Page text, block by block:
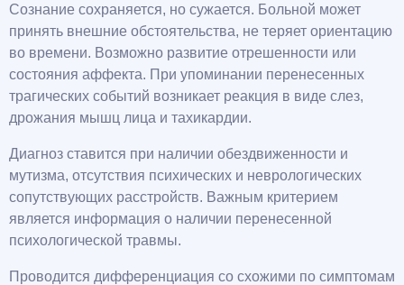
Сознание сохраняется, но сужается. Больной может
принять внешние обстоятельства, не теряет ориентацию
во времени. Возможно развитие отрешенности или
состояния аффекта. При упоминании перенесенных
трагических событий возникает реакция в виде слез,
дрожания мышц лица и тахикардии.
Диагноз ставится при наличии обездвиженности и
мутизма, отсутствия психических и неврологических
сопутствующих расстройств. Важным критерием
является информация о наличии перенесенной
психологической травмы.
Проводится дифференциация со схожими по симптомам